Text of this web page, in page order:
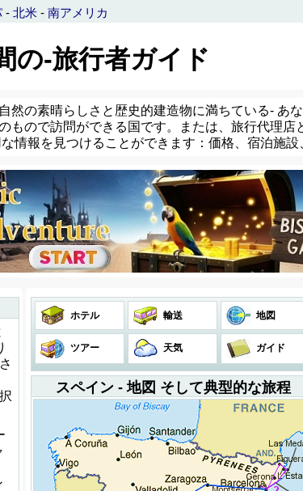
- 北米 - 南アメリカ
の-旅行者ガイド
然の素晴らしさと歴史的建造物に満ちている- あ
もので訪問ができる国です。または、旅行代理
情報を見つけることができます：価格、宿泊施設
ホテル 輸送 地図
ツアー 天気 ガイド
スペイン - 地図 そして典型的な旅程